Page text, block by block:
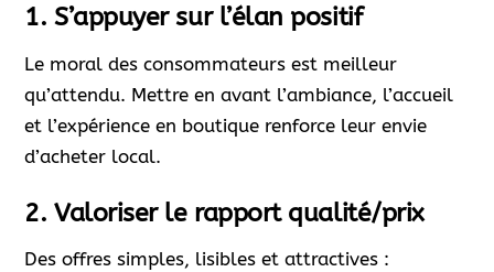
1.S’appuyer sur l’élan positif
Le moral des consommateurs est meilleur
qu’attendu. Mettre en avant l’ambiance, l’accueil
et l’expérience en boutique renforce leur envie
d’acheter local.
2.Valoriser le rapport qualité/prix
Des offres simples, lisibles et attractives :